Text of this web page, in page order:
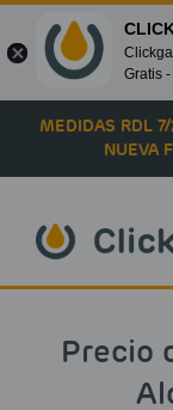
Skip to main
MEDIDAS RDL
NUEVA
Precio
Gratis